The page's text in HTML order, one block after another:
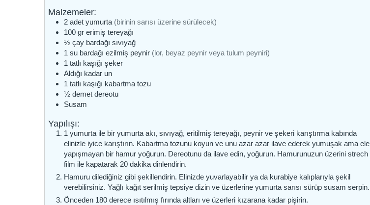
Malzemeler:
2 adet yumurta (birinin sarısı üzerine sürülecek)
100 gr erimiş tereyağı
½çay bardağısıvıyağ
1 su bardağı ezilmiş peynir (lor, beyaz peynir veya tulum peyniri)
1 tatlı kaşığı şeker
Aldığı kadar un
1 tatlı kaşığı kabartma tozu
½demetdereotu
Susam
Yapılışı:
1 yumurta ile bir yumurta akı, sıvıyağ, eritilmiş tereyağı, peynir ve şekeri karıştırma kabında
elinizle iyice karıştırın. Kabartma tozunu koyun ve unu azar azar ilave ederek yumuşak ama ele
yapışmayan bir hamur yoğurun. Dereotunu da ilave edin, yoğurun. Hamurunuzun üzerini strech
film ile kapatarak 20 dakika dinlendirin.
Hamuru dilediğiniz gibi şekillendirin. Elinizde yuvarlayabilir ya da kurabiye kalıplarıyla şekil
verebilirsiniz. Yağlı kağıt serilmiş tepsiye dizin ve üzerlerine yumurta sarısı sürüp susam serpin.
Önceden 180 derece ısıtılmış fırında altları ve üzerleri kızarana kadar pişirin.